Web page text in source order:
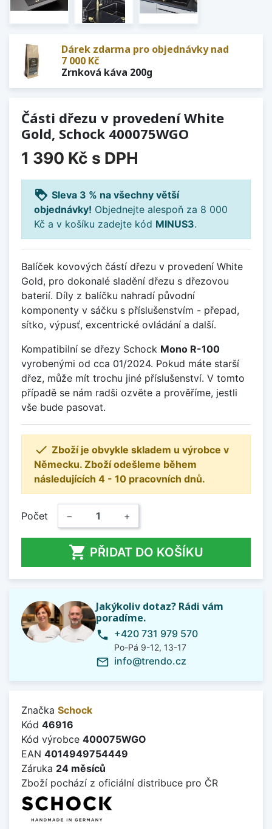
Dárek zdarma pro objednávky nad
7 000 Kč
Zrnková káva 200g
Části dřezu v provedení White
Gold, Schock 400075WGO
1 390 Kč s DPH
loyalty Sleva 3 % na všechny větší
objednávky! Objednejte alespoň za 8 000
Kč a v košíku zadejte kód MINUS3.
Balíček kovových částí dřezu v provedení White
Gold, pro dokonalé sladění dřezu s dřezovou
baterií. Díly z balíčku nahradí původní
komponenty v sáčku s příslušenstvím - přepad,
sítko, výpusť, excentrické ovládání a další.
Kompatibilní se dřezy Schock Mono R-100
vyrobenými od cca 01/2024. Pokud máte starší
dřez, může mít trochu jiné příslušenství. V tomto
případě se nám radši ozvěte a prověříme, jestli
vše bude pasovat.
 Zboží je obvykle skladem u výrobce v
Německu. Zboží odešleme během
následujících 4 - 10 pracovních dnů.
Počet − +
 PŘIDAT DO KOŠÍKU
Jakýkoliv dotaz? Rádi vám
poradíme.
phone +420 731 979 570
Po-Pá 9-12, 13-17
mail_outline info@trendo.cz
Značka Schock
Kód 46916
Kód výrobce 400075WGO
EAN 4014949754449
Záruka 24 měsíců
Zboží pochází z oficiální distribuce pro ČR